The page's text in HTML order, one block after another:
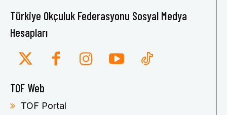
Türkiye Okçuluk Federasyonu Sosyal Medya
Hesapları
TOF Web
TOF Portal